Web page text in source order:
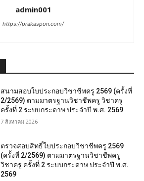
admin001
https://prakaspon.com/
สนามสอบใบประกอบวิชาชีพครู 2569 (ครั้งที่
2/2569) ตามมาตรฐานวิชาชีพครู วิชาครู
ครั้งที่ 2 ระบบกระดาษ ประจำปี พ.ศ. 2569
7 สิงหาคม 2026
ตรวจสอบสิทธิ์ใบประกอบวิชาชีพครู 2569
(ครั้งที่ 2/2569) ตามมาตรฐานวิชาชีพครู
วิชาครู ครั้งที่ 2 ระบบกระดาษ ประจำปี พ.ศ.
2569